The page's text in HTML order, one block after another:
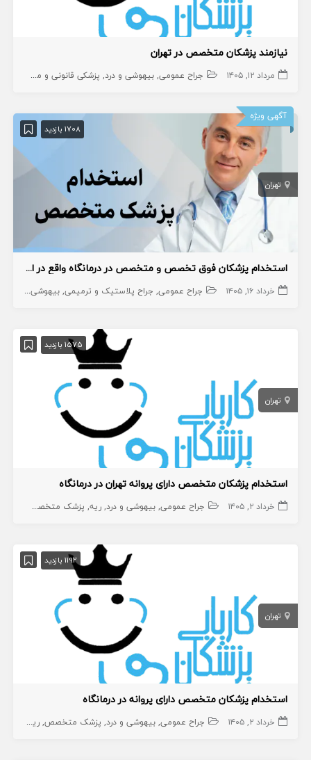
نیازمند پزشکان متخصص در تهران
مرداد ۱۲, ۱۴۰۵ جراح عمومی بیهوشی و درد پزشکی قانونی و مسمومیت ها
آگهی ویژه
1708 بازدید
تهران
استخدام پزشکان فوق تخصص و متخصص در درمانگاه واقع در اسلامشهر
خرداد ۱۶, ۱۴۰۵ جراح عمومی جراح پلاستیک و ترمیمی بیهوشی و درد
1575 بازدید
تهران
استخدام پزشکان متخصص دارای پروانه تهران در درمانگاه
خرداد ۲, ۱۴۰۵ جراح عمومی بیهوشی و درد ریه پزشک متخصص
1192 بازدید
تهران
استخدام پزشکان متخصص دارای پروانه در درمانگاه
خرداد ۲, ۱۴۰۵ جراح عمومی بیهوشی و درد پزشک متخصص ریه